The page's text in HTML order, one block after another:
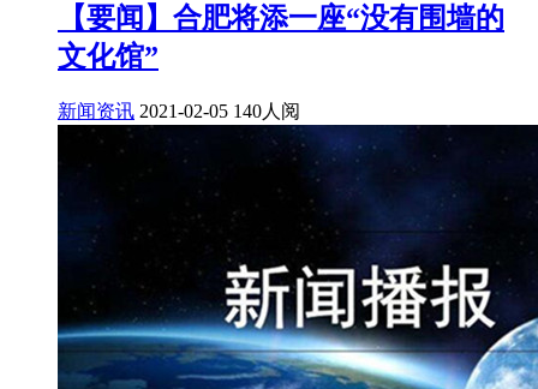
【要闻】合肥将添一座“没有围墙的
文化馆”
新闻资讯 2021-02-05 140人阅